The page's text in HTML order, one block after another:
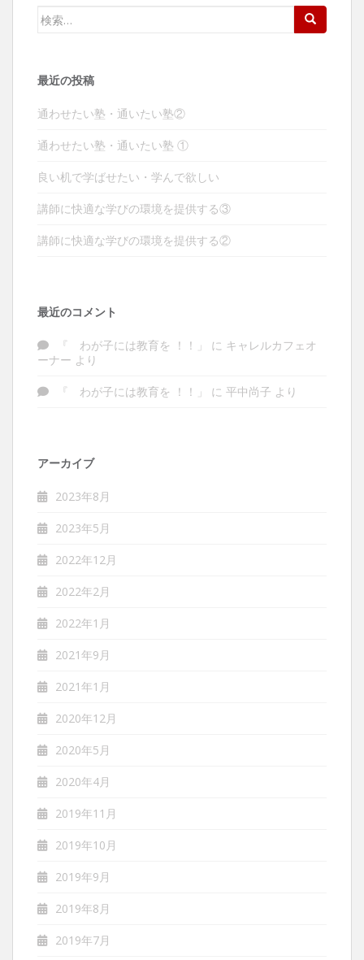
検
最近の投稿
通わせたい塾・通いたい塾②
通わせたい塾・通いたい塾 ①
良い机で学ばせたい・学んで欲しい
講師に快適な学びの環境を提供する③
講師に快適な学びの環境を提供する②
最近のコメント
『 わが子には教育を ！！」 に キャレルカフェオ
ーナー より
『 わが子には教育を ！！」 に 平中尚子 より
アーカイブ
2023年8月
2023年5月
2022年12月
2022年2月
2022年1月
2021年9月
2021年1月
2020年12月
2020年5月
2020年4月
2019年11月
2019年10月
2019年9月
2019年8月
2019年7月